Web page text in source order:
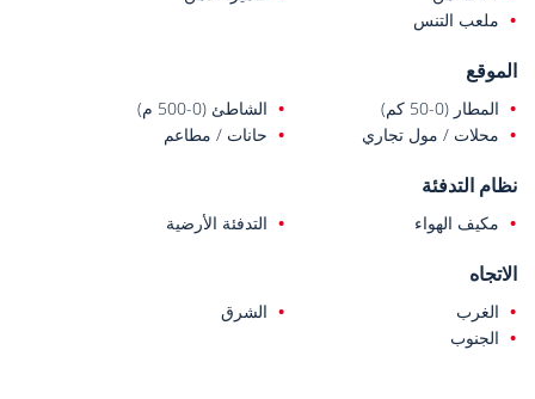
حديقة ساكليكنت الوطنية. بفضل هذا الموقع المركزي والهادئ، يعد المنزل
مناسباً لقضاء العطلات وللعيش على مدار العام.
ملعب التنس
الموقع
المطار (0-50 كم)
الشاطئ (0-500 م)
محلات / مول تجاري
حانات / مطاعم
نظام التدفئة
مكيف الهواء التدفئة الأرضية
الاتجاه
الغرب
الشرق
الجنوب